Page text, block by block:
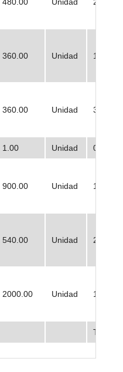
480.00 Unidad
360.00 Unidad
360.00 Unidad
1.00 Unidad 0,00
900.00 Unidad
540.00 Unidad
2000.00 Unidad
Total